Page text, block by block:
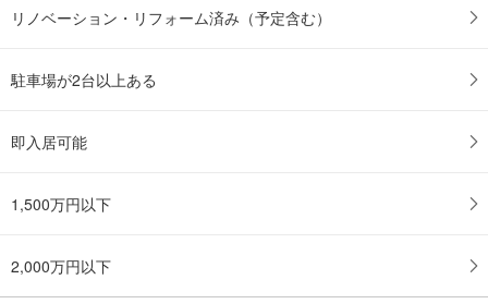
ー
保
す
る
リノベーション・リフォーム済み（予定含む）
駐車場が2台以上ある
即入居可能
1,500万円以下
2,000万円以下